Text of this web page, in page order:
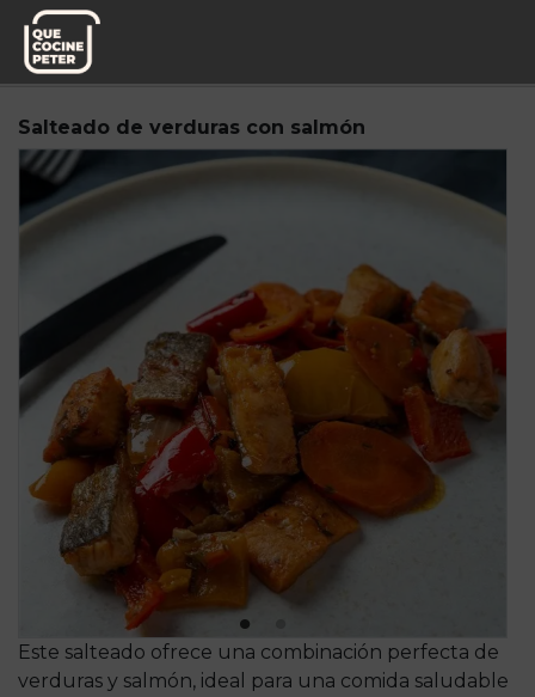
Pedido semanal
Salteado de verduras con salmón
Este salteado ofrece una combinación perfecta de
verduras y salmón, ideal para una comida saludable